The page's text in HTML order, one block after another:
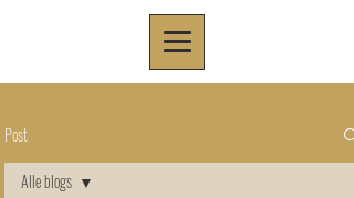
Post
Alle blogs